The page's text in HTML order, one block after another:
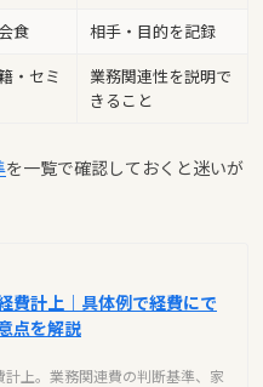
食 相手・目的を記録
・セミ
業務関連性を説明で
きること
を一覧で確認しておくと迷いが
費計上｜具体例で経費にで
点を解説
上。業務関連費の判断基準、家